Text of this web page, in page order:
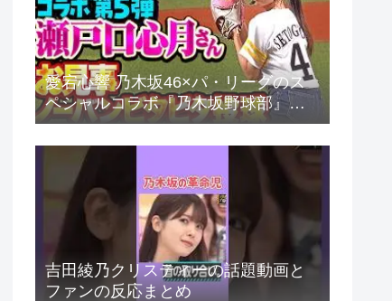
愛宕心響 乃木坂46×パ・リーグのス
ペシャルコラボ『乃木坂野球部』。
パ・リーグ6球団とパシフィックリの
反応まとめ
吉田綾乃クリスティーの話題動画と
ファンの反応まとめ